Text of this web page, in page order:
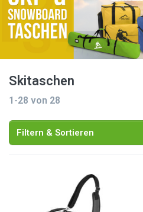
Skitaschen
1-28 von 28
Filtern & Sortieren